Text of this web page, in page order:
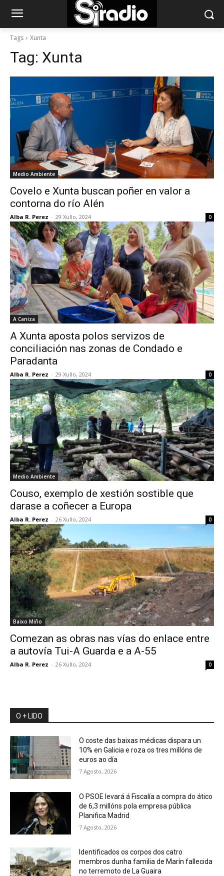
Tags Xunta
Tag: Xunta
Medio Ambiente
Covelo e Xunta buscan poñer en valor a
contorna do río Alén
Alba R. Perez - 29 Xullo, 2024 0
A Caniza
A Xunta aposta polos servizos de
conciliación nas zonas de Condado e
Paradanta
Alba R. Perez - 29 Xullo, 2024 0
Medio Ambiente
Couso, exemplo de xestión sostible que
darase a coñecer a Europa
Alba R. Perez - 26 Xullo, 2024 0
Baixo Miño
Comezan as obras nas vías do enlace entre
a autovía Tui-A Guarda e a A-55
Alba R. Perez - 26 Xullo, 2024 0
O + LIDO
O coste das baixas médicas dispara un
10% en Galicia e roza os tres millóns de
euros ao día
7 Agosto, 2026
O PSOE levará á Fiscalía a compra do ático
de 6,3 millóns pola empresa pública
Planifica Madrid
7 Agosto, 2026
Identificados os corpos dos catro
membros dunha familia de Marín fallecida
no terremoto de La Guaira